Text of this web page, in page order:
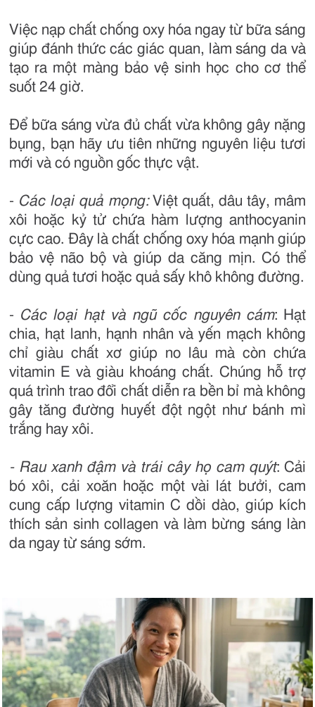
Việc nạp chất chống oxy hóa ngay từ bữa sáng
giúp đánh thức các giác quan, làm sáng da và
tạo ra một màng bảo vệ sinh học cho cơ thể
suốt 24 giờ.
Để bữa sáng vừa đủ chất vừa không gây nặng
bụng, bạn hãy ưu tiên những nguyên liệu tươi
mới và có nguồn gốc thực vật.
- Các loại quả mọng:Việt quất, dâu tây, mâm
xôi hoặc kỷ tử chứa hàm lượng anthocyanin
cực cao. Đây là chất chống oxy hóa mạnh giúp
bảo vệ não bộ và giúp da căng mịn. Có thể
dùng quả tươi hoặc quả sấy khô không đường.
- Các loại hạt và ngũ cốc nguyên cám: Hạt
chia, hạt lanh, hạnh nhân và yến mạch không
chỉ giàu chất xơ giúp no lâu mà còn chứa
vitamin E và giàu khoáng chất. Chúng hỗ trợ
quá trình trao đổi chất diễn ra bền bỉ mà không
gây tăng đường huyết đột ngột như bánh mì
trắng hay xôi.
- Rau xanh đậm và trái cây họ cam quýt: Cải
bó xôi, cải xoăn hoặc một vài lát bưởi, cam
cung cấp lượng vitamin C dồi dào, giúp kích
thích sản sinh collagen và làm bừng sáng làn
da ngay từ sáng sớm.